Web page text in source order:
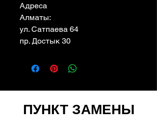
Адреса
Алматы:
ул. Сатпаева 64
пр. Достык 30
ПУНКТ ЗАМЕНЫ